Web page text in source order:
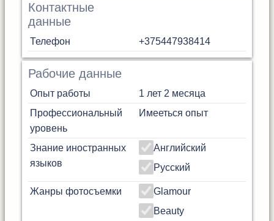
Контактные
данные
Телефон +375447938414
Рабочие данные
Опыт работы
1 лет 2 месяца
Профессиональный
уровень
Имееться опыт
Знание иностранных
языков
Английский
Русский
Жанры фотосъемки
Glamour
Beauty